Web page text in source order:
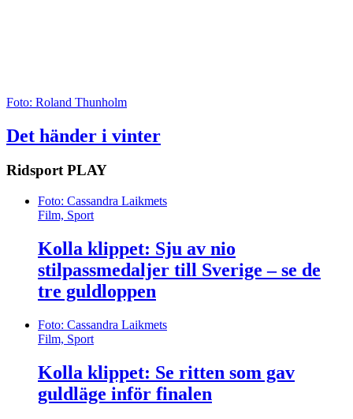
Foto: Roland Thunholm
Det händer i vinter
RidsportPLAY
Foto: Cassandra Laikmets
Film, Sport
Kolla klippet: Sju av nio
stilpassmedaljer till Sverige – se de
tre guldloppen
Foto: Cassandra Laikmets
Film, Sport
Kolla klippet: Se ritten som gav
guldläge inför finalen